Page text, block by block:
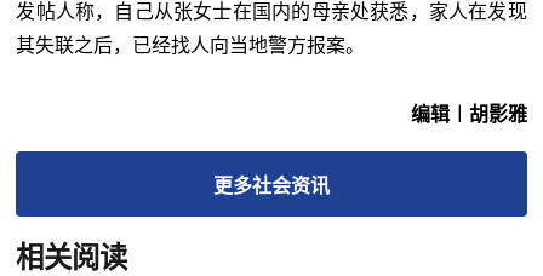
发帖人称，自己从张女士在国内的母亲处获悉，家人在发现
其失联之后，已经找人向当地警方报案。
编辑︱胡影雅
更多社会资讯
相关阅读